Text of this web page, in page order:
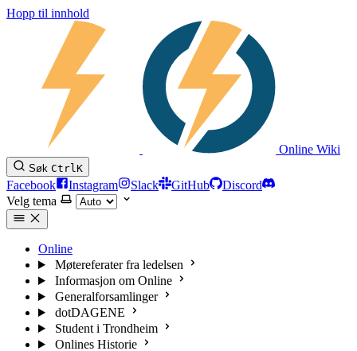
Hopp til innhold
Online Wiki
Søk CtrlK
Facebook Instagram Slack GitHub
Discord
Velg tema
Online
Møtereferater fra ledelsen
Informasjon om Online
Generalforsamlinger
dotDAGENE
Student i Trondheim
Onlines Historie